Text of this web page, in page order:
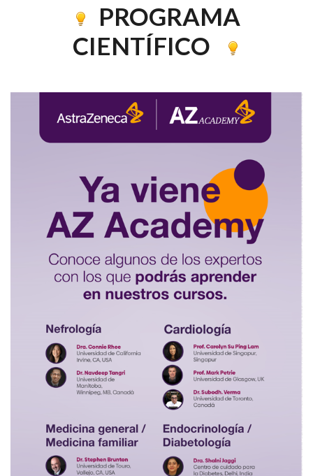
PROGRAMA
CIENTÍFICO